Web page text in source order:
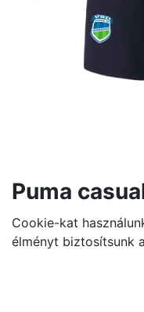
Puma
unisex, kék
8.200,00Ft
Cookie-kat
élményt biztosítsunk